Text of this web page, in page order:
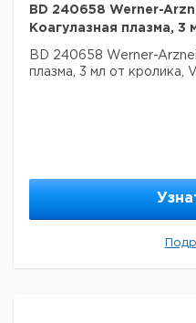
BD 240658 Werner-
Коагулазная плазма, 3
BD 240658 Werner-
плазма, 3 мл от кролика,